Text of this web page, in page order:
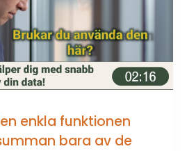
enkla funktionen
bara av de